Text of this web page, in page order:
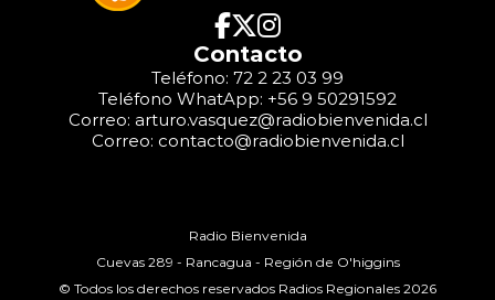
Contacto
Teléfono: 72 2 23 03 99
Teléfono WhatApp: +56 9 50291592
Correo: arturo.vasquez@radiobienvenida.cl
Correo: contacto@radiobienvenida.cl
Radio Bienvenida
Cuevas 289 - Rancagua - Región de O'higgins
© Todos los derechos reservados Radios Regionales 2026